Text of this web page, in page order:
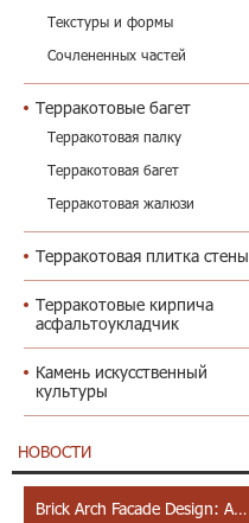
Текстуры и формы
Сочлененных частей
Терракотовые багет
Терракотовая палку
Терракотовая багет
Терракотовая жалюзи
Терракотовая плитка стены
Терракотовые кирпича
асфальтоукладчик
Камень искусственный
культуры
НОВОСТИ
Brick Arch Facade Design: A Closer Look at Yiwu Place